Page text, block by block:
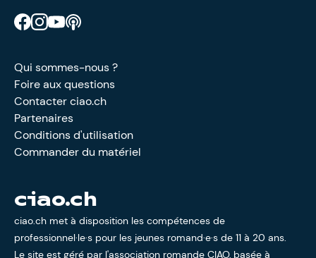
Retrouve CIAO sur Facebook
Retrouve CIAO sur Instagram
Retrouve CIAO sur YouTube
Qui sommes-nous ?
Foire aux questions
Contacter ciao.ch
Partenaires
Conditions d'utilisation
Commander du matériel
ciao.ch
ciao.ch met à disposition les compétences de
professionnel·le·s pour les jeunes romand·e·s de 11 à 20 ans.
Le site est géré par l'association romande CIAO, basée à